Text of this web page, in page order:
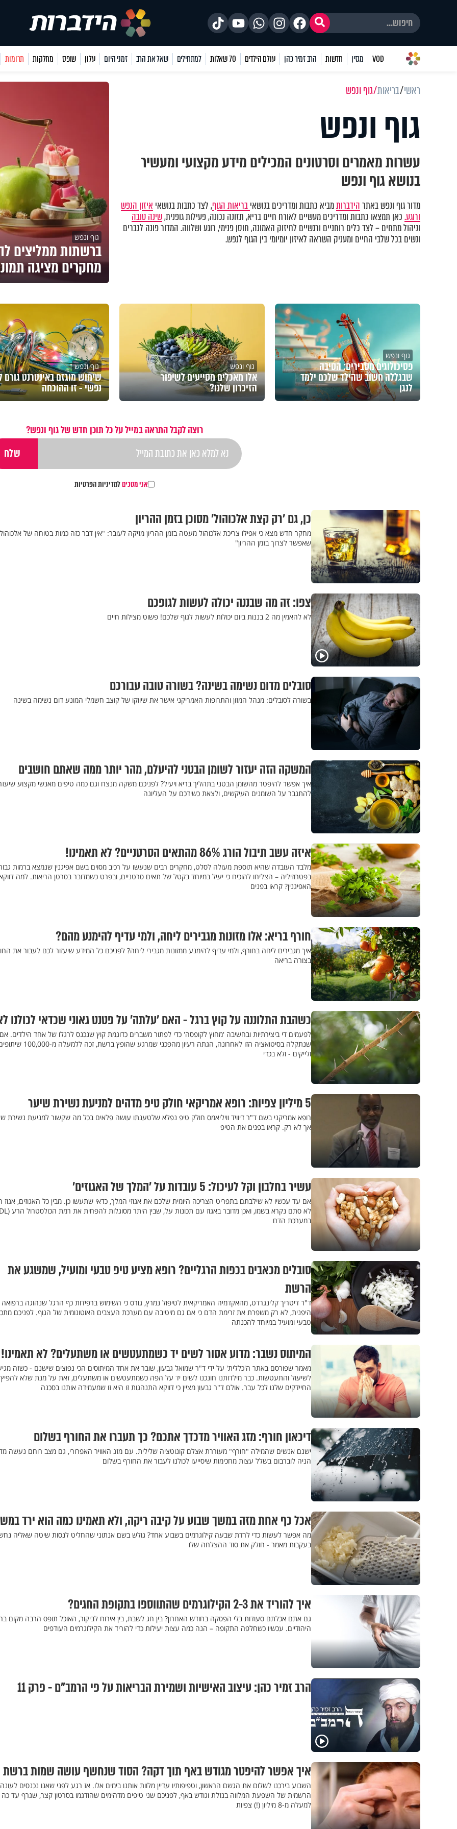
VOD מגזין חדשות הרב זמיר כהן עולם הילדים 70 שאלות למתחילים שאל את הרב זמני היום עלון שופס מחלקות תרומות
ראשי בריאות גוף ונפש
גוף ונפש
עשרות מאמרים וסרטונים המכילים מידע מקצועי ומעשיר
בנושא גוף ונפש
מדור גוף ונפש באתרהידברותמביא כתבות ומדריכים בנושאיבריאות הגוף, לצד כתבות בנושאי איזון הנפש
ורוגע.כאן תמצאו כתבות ומדריכים מעשיים לאורח חיים בריא, תזונה נכונה, פעילות גופנית,שינה טובה
וניהול מתחים – לצד כלים רוחניים ורגשיים לחיזוק האמונה, חוסן פנימי, רוגע ושלווה. המדור פונה לגברים
ונשים בכל שלבי החיים ומעניק השראה לאיזון יומיומי בין הגוף לנפש.
גוף ונפש
מחקרים מציגה
גוף ונפש
פסיכולוגים מסבירים: הסיבה
שבגללה חשוב שהילד שלכם ילמד
לנגן
גוף ונפש
אלו מאכלים מסייעים לשיפור
הזיכרון שלנו?
גוף ונפש
שימוש מוגזם באינטרנט גורם
נפשי - זו ההוכחה
רוצה לקבל התראה במייל על כל תוכן חדש של גוף ונפש?
אני מסכיםלמדיניות הפרטיות
כן, גם ’רק קצת אלכוהול’ מסוכן בזמן ההריון
מחקר חדש מצא כי אפילו צריכת אלכוהול מעטה בזמן ההריון מזיקה לעובר: "אין דבר כזה כמות בטוחה של אלכוהול
שאפשר לצרוך בזמן ההריון"
צפו: זה מה שבננה יכולה לעשות לגופכם
לא להאמין מה 2 בננות ביום יכולות לעשות לגוף שלכם! פשוט מצילות חיים
סובלים מדום נשימה בשינה? בשורה טובה עבורכם
בשורה לסובלים: מנהל המזון והתרופות האמריקני אישר את שיווקו של קוצב חשמלי המונע דום נשימה בשינה
המשקה הזה יעזור לשומן הבטני להיעלם, מהר יותר ממה שאתם חושבים
איך אפשר להיפטר מהשומן הבטני בתהליך בריא ויעיל? לפניכם משקה מנצח וגם כמה טיפים מאנשי מקצוע
להתגבר על השומנים העיקשים, ולצאת כשידכם על העליונה
איזה עשב תיבול הורג 86% מהתאים הסרטניים? לא תאמינו!
מלבד העובדה שהיא תוספת מעולה לסלט, מחקרים רבים שנעשו על רכיב מסוים בשם אפיגנין שנמצא ברמות
בפטרוזיליה – הצליחו להוכיח כי יעיל במיוחד בקטל של תאים סרטניים, ובפרט כשמדובר בסרטן הריאות. למה
האפיגנין? קראו בפנים
חורף בריא: אלו מזונות מגבירים ליחה, ולמי עדיף להימנע מהם?
איך מגבירים ליחה בחורף, ולמי עדיף להימנע ממזונות מגבירי ליחה? לפניכם כל המידע שיעזור לכם לעבור את
בצורה בריאה
כשהבת התלוננה על קוץ ברגל - האם ’עלתה’ על פטנט גאוני שכדאי לכולנו
לפעמים די ביצירתיות ובחשיבה 'מחוץ לקופסה' כדי לפתור משברים כדוגמת קוץ שנכנס לרגלו של אחד הילדים. אם
שנתקלה בסיטואציה הזו לאחרונה, הגתה רעיון מהפכני שמרגע שהופץ ברשת, זכה ללמעלה מ-
ולייקים - ולא בכדי
5 מיליון צפיות: רופא אמריקאי חולק טיפ מדהים למניעת נשירת שיער
רופא אמריקני בשם ד"ר דיוויד וויליאמס חולק טיפ נפלא שלטענתו עושה פלאים בכל מה שקשור למניעת נשירת
אך לא רק. קראו בפנים את הטיפ
עשיר בחלבון וקל לעיכול: 5 עובדות על ’המלך של האגוזים’
אם עד עכשיו לא שילבתם בתפריט הצריכה היומית שלכם את אגוזי המלך, כדאי שתעשו כן. מבין כל האגוזים, אגוז
במערכת הדם
סובלים מכאבים בכפות הרגליים? רופא מציע טיפ טבעי ומועיל, שמשגע את
הרשת
ד"ר דיטריך קלינגרדט, מהאקדמיה האמריקאית לטיפול נמרץ, גורס כי השימוש ברפידות כף הרגל שנהוגה ברפואה
היפנית, לא רק משפרת את זרימת הדם כי אם גם מיטיבה עם מערכת העצבים האוטונומית של הגוף. לפניכם
טבעי ומועיל במיוחד להכנתה
המיתוס נשבר: מדוע אסור לשים יד כשמתעטשים או משתעלים? לא תאמינו!
מאמר שפורסם באתר ה'כללית' על ידי ד"ר שמואל גבעון, שובר את אחד המיתוסים הכי נפוצים שישנם - כשזה
לשיעול והתעטשות. כבר מילדותנו חונכנו לשים יד על הפה כשמתעטשים או משתעלים, זאת על מנת שלא
החיידקים שלנו לכל עבר. אולם ד"ר גבעון מציין כי דווקא התנהגות זו היא זו שמעמידה אותנו בסכנה
דיכאון חורף: מזג האוויר מדכדך אתכם? כך תעברו את החורף בשלום
ישנם אנשים שהמילה "חורף" מעוררת אצלם קונוטציה שלילית. עם מזג האוויר האפרורי, גם מצב רוחם נעשה
הניה לוברבום בשלל עצות מחכימות שיסייעו לכולנו לעבור את החורף בשלום
אכל כף אחת מזה במשך שבוע על קיבה ריקה, ולא תאמינו כמה הוא ירד
מה אפשר לעשות כדי לרדת שבעה קילוגרמים בשבוע אחד? גולש בשם אנתוני שהחליט לנסות שיטה שאליה
בעקבות מאמר - חולק את סוד ההצלחה שלו
איך להוריד את 2-3 הקילוגרמים שהתווספו בתקופת החגים?
גם אתם אכלתם סעודות בלי הפסקה בחודש האחרון? בין חג לשבת, בין אירוח לביקור, האוכל תופס הרבה מקום
היהודיים. עכשיו כשחלפה התקופה – הנה כמה עצות יעילות כדי להוריד את הקילוגרמים העודפים
הרב זמיר כהן: עיצוב האישיות ושמירת הבריאות על פי הרמב"ם - פרק 11
איך אפשר להיפטר מגודש באף תוך דקה? הסוד שנחשף עושה שמות ברשת
השבוע בירכנו לשלום את הגשם הראשון, וטפיפותיו עדיין מלוות אותנו בימים אלו. אז רגע לפני שאנו נכנסים לעונה
הרשמית של השפעת המלווה בנזלת וגודש באף, לפניכם שני טיפים מדהימים שהודגמו בסרטון קצר, שגרף עד כה
למעלה מ-8 מיליון (!) צפיות